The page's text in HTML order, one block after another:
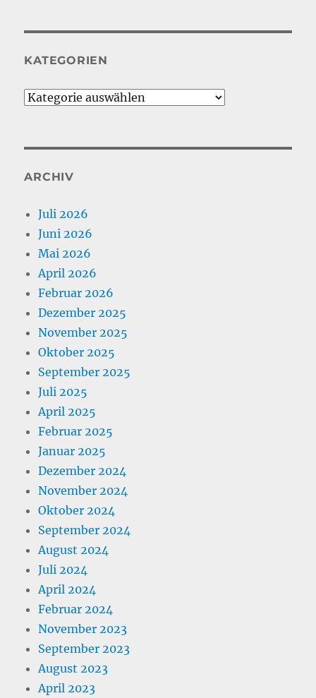
KATEGORIEN
Kategorien
ARCHIV
Juli 2026
Juni 2026
Mai 2026
April 2026
Februar 2026
Dezember 2025
November 2025
Oktober 2025
September 2025
Juli 2025
April 2025
Februar 2025
Januar 2025
Dezember 2024
November 2024
Oktober 2024
September 2024
August 2024
Juli 2024
April 2024
Februar 2024
November 2023
September 2023
August 2023
April 2023